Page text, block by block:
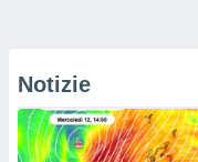
Notizie